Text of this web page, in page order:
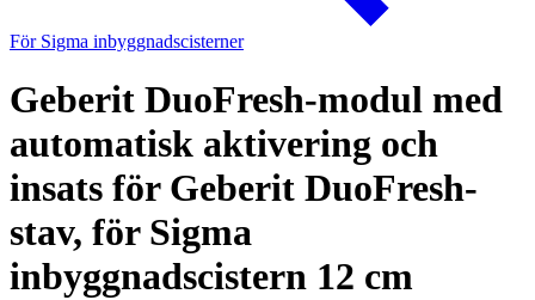
För Sigma inbyggnadscisterner
Geberit DuoFresh-modul med
automatisk aktivering och
insats för Geberit DuoFresh-
stav, för Sigma
inbyggnadscistern 12 cm